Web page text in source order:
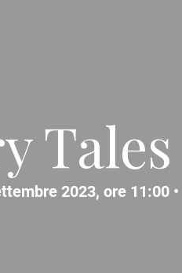
2023, ore 11:00 •